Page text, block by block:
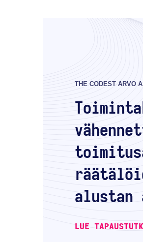
THE CODEST ARVO
alustan
LUE